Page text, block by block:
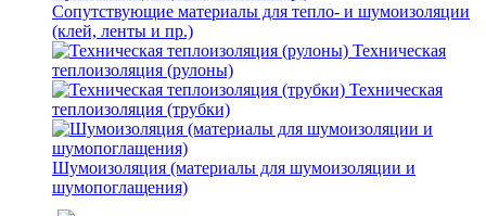
Сопутствующие материалы для тепло- и шумоизоляции
(клей, ленты и пр.)
Техническая
теплоизоляция (рулоны)
Техническая
теплоизоляция (трубки)
Шумоизоляция (материалы для шумоизоляции и
шумопоглащения)